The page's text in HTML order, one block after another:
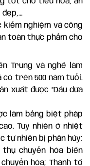
đẹp,…
kiểm nghiệm và công
toàn thực phẩm cho
Trung và nghề làm
có trên 500 năm tuổi.
xuất được “Dầu dừa
làm bằng biệt pháp
Tuy nhiên ở nhiệt
tự nhiên bị phân hủy;
chuyển hóa biến
hóa; Thành tố